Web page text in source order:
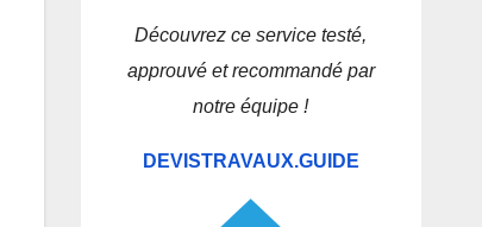
Découvrez ce service testé,
approuvé et recommandé par
notre équipe !
DEVISTRAVAUX.GUIDE